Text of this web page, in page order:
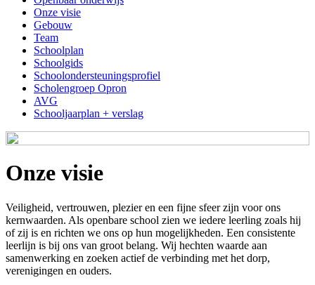
Onze visie
Gebouw
Team
Schoolplan
Schoolgids
Schoolondersteuningsprofiel
Scholengroep Opron
AVG
Schooljaarplan + verslag
Onze visie
Veiligheid, vertrouwen, plezier en een fijne sfeer zijn voor ons
kernwaarden. Als openbare school zien we iedere leerling zoals hij
of zij is en richten we ons op hun mogelijkheden. Een consistente
leerlijn is bij ons van groot belang. Wij hechten waarde aan
samenwerking en zoeken actief de verbinding met het dorp,
verenigingen en ouders.